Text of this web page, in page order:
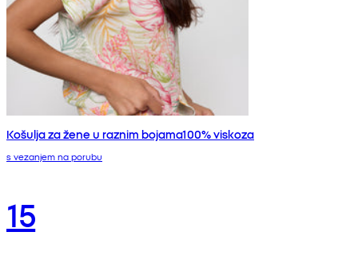
Košulja za žene u raznim bojama100% viskoza
s vezanjem na porubu
15